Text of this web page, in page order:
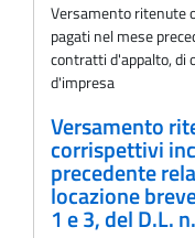
Versamento ritenute
pagati nel mese
contratti d'appalto, di
d'impresa
Versamento
corrispettivi
precedente
locazione
1 e 3, del D.L.